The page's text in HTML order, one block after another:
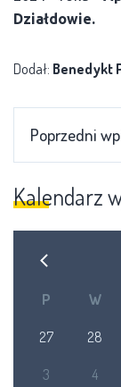
Działdowie.
Dodał: Benedykt
Poprzedni
Kalendarz
P W
27 28
3 4